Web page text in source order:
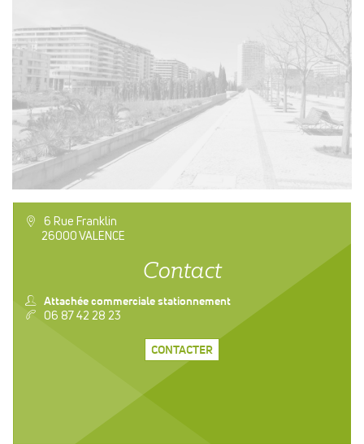
a
6 Rue Franklin
26000 VALENCE
Contact
n Attachée commerciale stationnement
v 06 87 42 28 23
CONTACTER